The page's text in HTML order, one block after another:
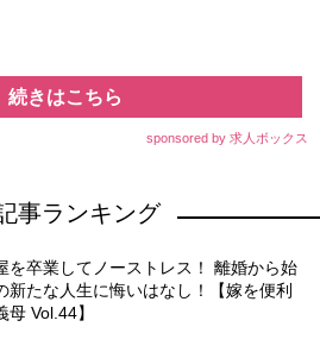
続きはこちら
sponsored by 求人ボックス
事ランキング
を卒業してノーストレス！ 離婚から始
新たな人生に悔いはなし！【嫁を便利
母 Vol.44】